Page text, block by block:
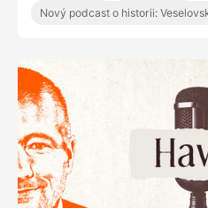
budoucnost?
Nový podcast o historii: